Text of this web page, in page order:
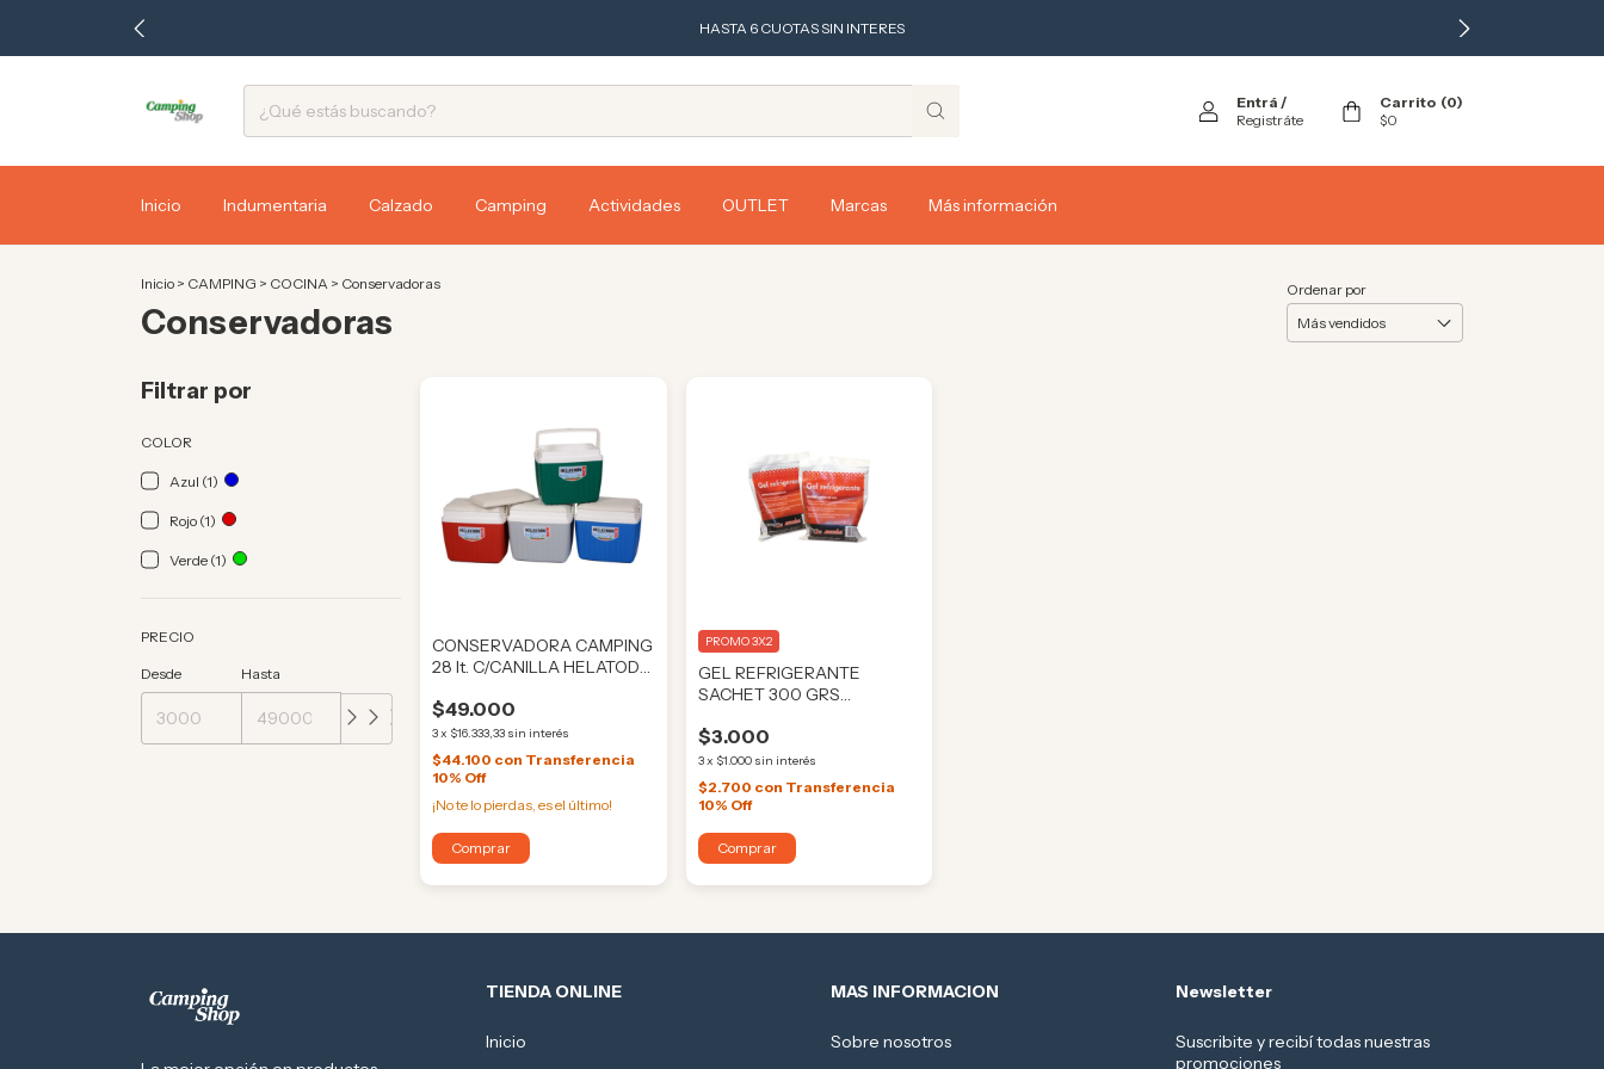
HASTA 6 CUOTAS SIN INTERES
Entrá /
Registráte
Carrito (0)
$0
Inicio Indumentaria Calzado Camping Actividades OUTLET Marcas Más información
Inicio > CAMPING > COCINA > Conservadoras
Conservadoras
Ordenar por
Filtrar por
COLOR
Azul (1)
Rojo (1)
Verde (1)
PRECIO
Desde Hasta
CONSERVADORA CAMPING
28 lt. C/CANILLA HELATODO
$49.000
3x $16.333,33 sin interés
$44.100 con Transferencia
10% Off
¡No te lo pierdas, es el último!
Comprar
GEL REFRIGERANTE
SACHET 300 GRS
$3.000
3x $1.000 sin interés
PROMO 3X2
$2.700 con Transferencia
10% Off
TIENDA ONLINE
Inicio
MAS INFORMACION
Sobre nosotros
Newsletter
Suscribite y recibí todas nuestras
promociones